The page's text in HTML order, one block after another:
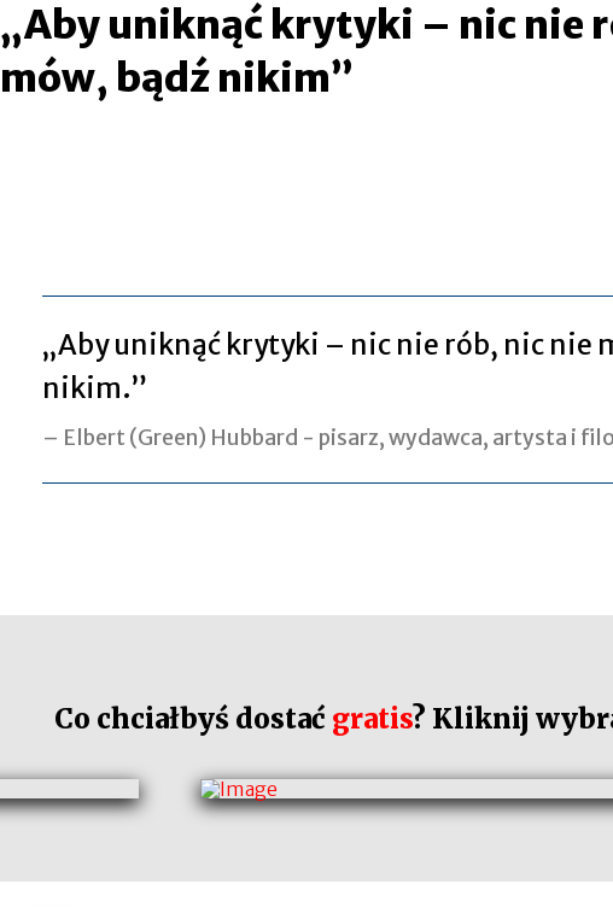
„Aby uniknąć krytyki – nic nie
mów, bądź nikim”
„Aby uniknąć krytyki – nic nie rób, nic nie
nikim.”
Elbert (Green) Hubbard - pisarz, wydawca, artysta i
Co chciałbyś dostać gratis? Kliknij